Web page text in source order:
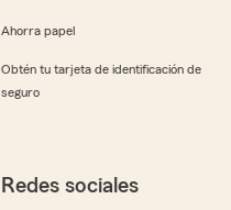
Ahorra papel
Obtén tu tarjeta de identificación de
seguro
Redes sociales